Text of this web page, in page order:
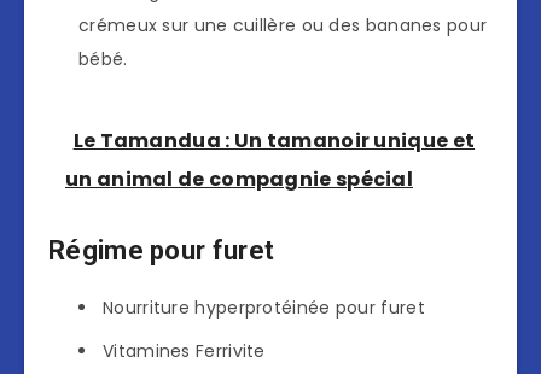
crémeux sur une cuillère ou des bananes pour
bébé.
Le Tamandua : Un tamanoir unique et
un animal de compagnie spécial
Régime pour furet
Nourriture hyperprotéinée pour furet
Vitamines Ferrivite